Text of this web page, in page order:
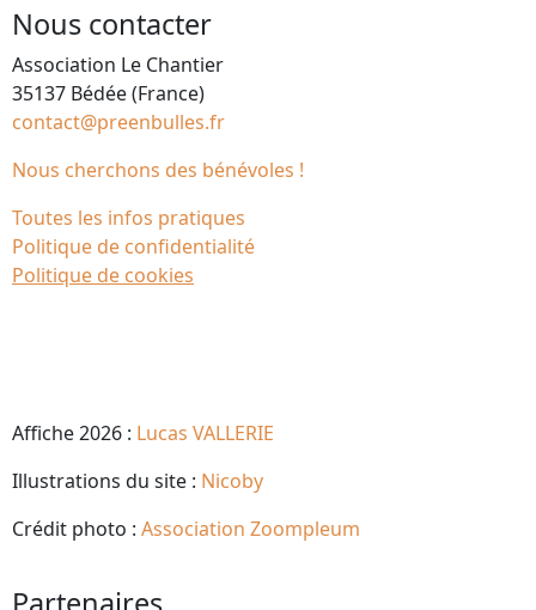
Nous contacter
Association Le Chantier
35137 Bédée (France)
contact@preenbulles.fr
Nous cherchons des bénévoles !
Toutes les infos pratiques
Politique de confidentialité
Politique de cookies
Affiche 2026 : Lucas VALLERIE
Illustrations du site : Nicoby
Crédit photo : Association Zoompleum